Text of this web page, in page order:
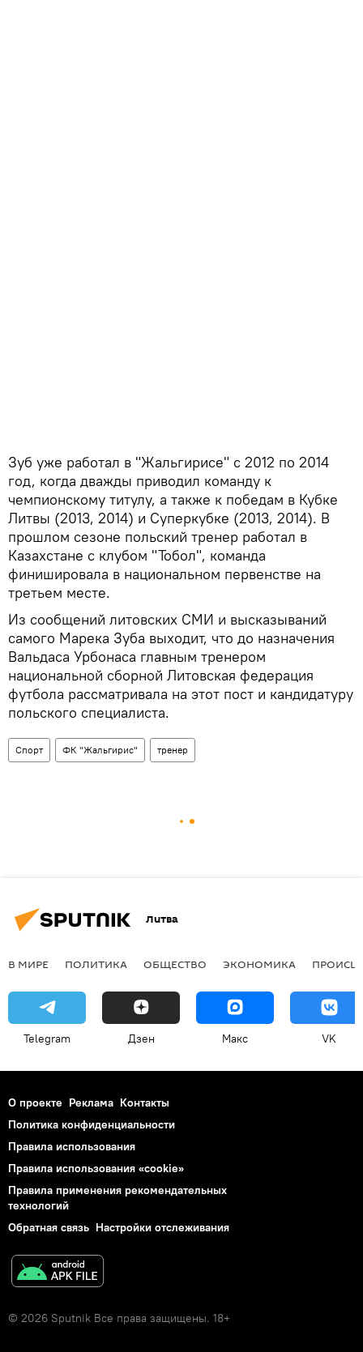
Зуб уже работал в "Жальгирисе" с 2012 по 2014
год, когда дважды приводил команду к
чемпионскому титулу, а также к победам в Кубке
Литвы (2013, 2014) и Суперкубке (2013, 2014). В
прошлом сезоне польский тренер работал в
Казахстане с клубом "Тобол", команда
финишировала в национальном первенстве на
третьем месте.
Из сообщений литовских СМИ и высказываний
самого Марека Зуба выходит, что до назначения
Вальдаса Урбонаса главным тренером
национальной сборной Литовская федерация
футбола рассматривала на этот пост и кандидатуру
польского специалиста.
Спорт ФК "Жальгирис" тренер
Литва
В МИРЕ ПОЛИТИКА ОБЩЕСТВО ЭКОНОМИКА
Telegram Дзен Макс VK
О проекте Реклама Контакты
Политика конфиденциальности
Правила использования
Правила использования «cookie»
Правила применения рекомендательных
технологий
Обратная связь Настройки отслеживания
© 2026 Sputnik Все права защищены. 18+